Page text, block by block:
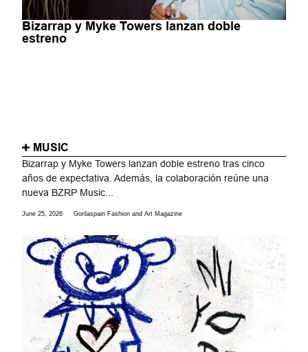
Bizarrap y Myke Towers lanzan doble
estreno
MUSIC
Bizarrap y Myke Towers lanzan doble estreno tras cinco
años de expectativa. Además, la colaboración reúne una
nueva BZRP Music...
June 25, 2026 Gorilaspain Fashion and Art Magazine